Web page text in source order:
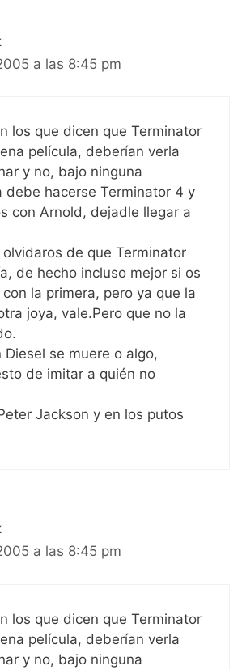
a las 8:45 pm
los que dicen que Terminator
película, deberían verla
y no, bajo ninguna
debe hacerse Terminator 4 y
con Arnold, dejadle llegar a
de que Terminator
de hecho incluso mejor si os
la primera, pero ya que la
joya, vale.Pero que no la
Diesel se muere o algo,
de imitar a quién no
Jackson y en los putos
a las 8:45 pm
los que dicen que Terminator
película, deberían verla
y no, bajo ninguna